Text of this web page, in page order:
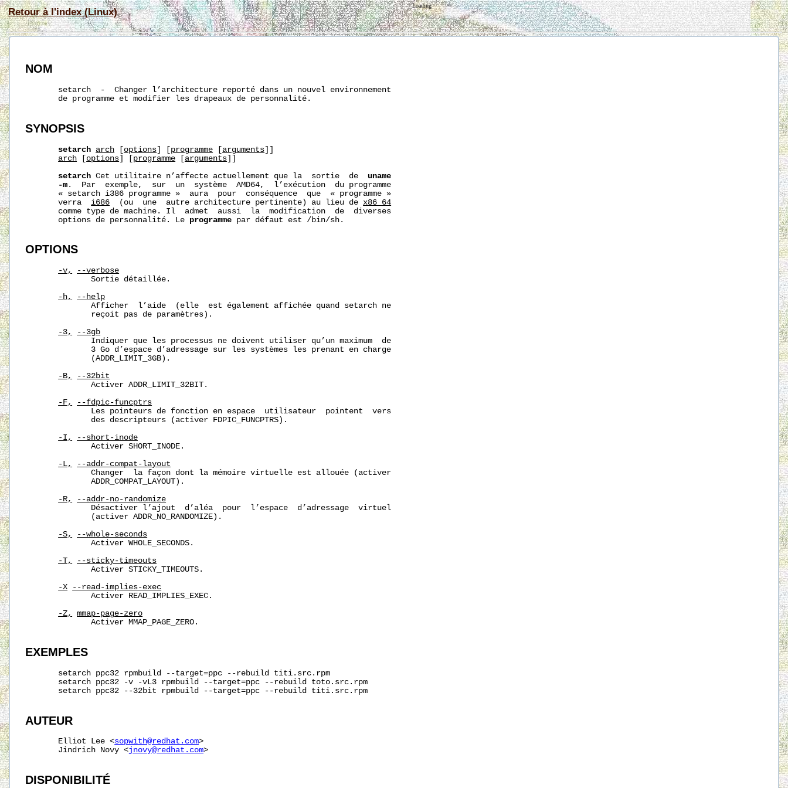
Retour à l'index (Linux)
Loading
NOM
       setarch  -  Changer l’architecture reporté dans un nouvel environnement
       de programme et modifier les drapeaux de personnalité.
SYNOPSIS
setarch arch [options] [programme [arguments]]
arch [options] [programme [arguments]]
setarch Cet utilitaire n’affecte actuellement que la  sortie  de uname
-m .  Par  exemple,  sur  un  système  AMD64,  l’exécution  du programme
       « setarch i386 programme »  aura  pour  conséquence  que  « programme »
       verra
i686
  (ou  une  autre architecture pertinente) au lieu de
x86_64
       comme type de machine. Il  admet  aussi  la  modification  de  diverses
       options de personnalité. Le
programme par défaut est /bin/sh.
OPTIONS
-v,
--verbose
              Sortie détaillée.
-h,
--help
              Afficher  l’aide  (elle  est également affichée quand setarch ne
              reçoit pas de paramètres).
-3,
--3gb
              Indiquer que les processus ne doivent utiliser qu’un maximum  de
              3 Go d’espace d’adressage sur les systèmes les prenant en charge
              (ADDR_LIMIT_3GB).
-B,
--32bit
              Activer ADDR_LIMIT_32BIT.
-F,
--fdpic-funcptrs
              Les pointeurs de fonction en espace  utilisateur  pointent  vers
              des descripteurs (activer FDPIC_FUNCPTRS).
-I,
--short-inode
              Activer SHORT_INODE.
-L,
--addr-compat-layout
              Changer  la façon dont la mémoire virtuelle est allouée (activer
              ADDR_COMPAT_LAYOUT).
-R,
--addr-no-randomize
              Désactiver l’ajout  d’aléa  pour  l’espace  d’adressage  virtuel
              (activer ADDR_NO_RANDOMIZE).
-S,
--whole-seconds
              Activer WHOLE_SECONDS.
-T,
--sticky-timeouts
              Activer STICKY_TIMEOUTS.
-X
--read-implies-exec
              Activer READ_IMPLIES_EXEC.
-Z,
mmap-page-zero
              Activer MMAP_PAGE_ZERO.
EXEMPLES
       setarch ppc32 rpmbuild --target=ppc --rebuild titi.src.rpm
       setarch ppc32 -v -vL3 rpmbuild --target=ppc --rebuild toto.src.rpm
       setarch ppc32 --32bit rpmbuild --target=ppc --rebuild titi.src.rpm
AUTEUR
       Elliot Lee <
sopwith@redhat.com>
       Jindrich Novy <
jnovy@redhat.com>
DISPONIBILITÉ